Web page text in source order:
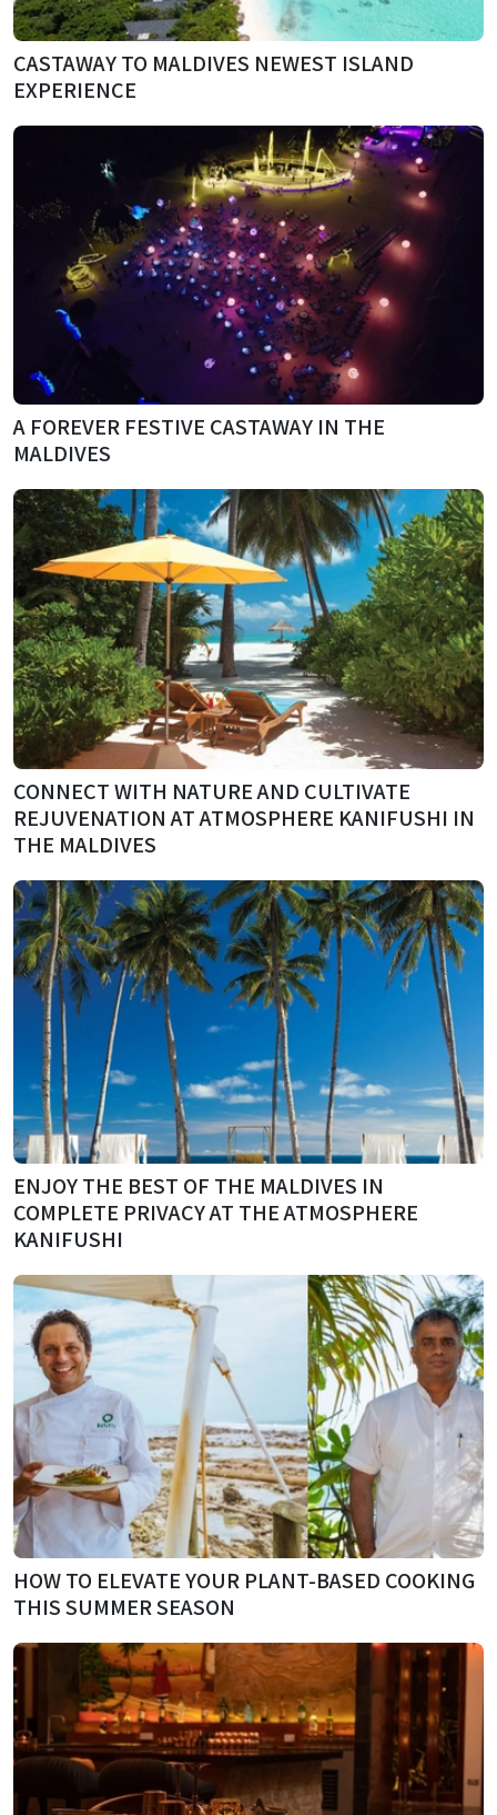
CASTAWAY TO MALDIVES NEWEST ISLAND
EXPERIENCE
A FOREVER FESTIVE CASTAWAY IN THE
MALDIVES
CONNECT WITH NATURE AND CULTIVATE
REJUVENATION AT ATMOSPHERE KANIFUSHI IN
THE MALDIVES
ENJOY THE BEST OF THE MALDIVES IN
COMPLETE PRIVACY AT THE ATMOSPHERE
KANIFUSHI
HOW TO ELEVATE YOUR PLANT-BASED COOKING
THIS SUMMER SEASON